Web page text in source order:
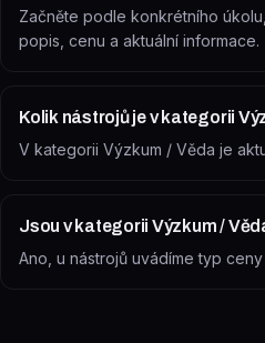
Začněte podle konkrétního
popis, cenu a aktuální informace.
Kolik nástrojů je v kategorii
V kategorii Výzkum / Věda je
Jsou v kategorii Výzkum /
Ano, u nástrojů uvádíme typ